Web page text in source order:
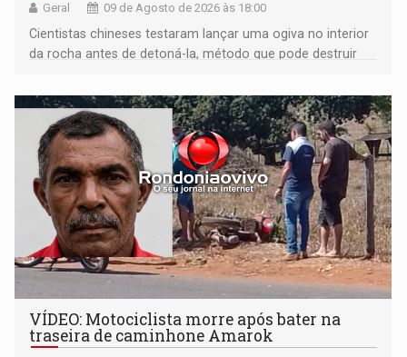
Geral 09 de Agosto de 2026 às 18:00
Cientistas chineses testaram lançar uma ogiva no interior
da rocha antes de detoná-la, método que pode destruir
VÍDEO: Motociclista morre após bater na
traseira de caminhone Amarok